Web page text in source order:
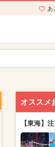
あ
オススメ
【東海】